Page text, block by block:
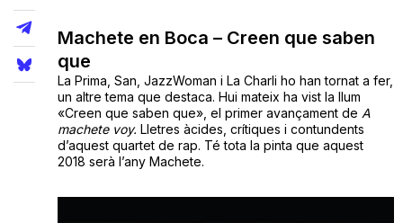
Machete en Boca – Creen que saben
que
La Prima, San, JazzWoman i La Charli ho han tornat a fer,
un altre tema que destaca. Hui mateix ha vist la llum
«Creen que saben que», el primer avançament de A
machete voy. Lletres àcides, crítiques i contundents
d’aquest quartet de rap. Té tota la pinta que aquest
2018 serà l’any Machete.